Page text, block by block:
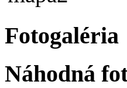
Fotogaléria
Náhodná